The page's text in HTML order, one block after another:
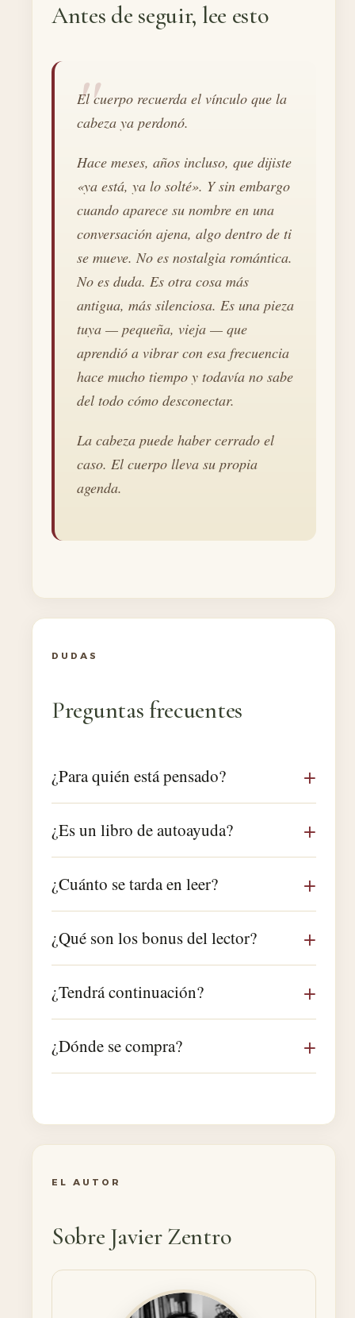
Antes de seguir, lee esto
El cuerpo recuerda el vínculo que la
cabeza ya perdonó.
Hace meses, años incluso, que dijiste
«ya está, ya lo solté». Y sin embargo
cuando aparece su nombre en una
conversación ajena, algo dentro de ti
se mueve. No es nostalgia romántica.
No es duda. Es otra cosa más
antigua, más silenciosa. Es una pieza
tuya — pequeña, vieja — que
aprendió a vibrar con esa frecuencia
hace mucho tiempo y todavía no sabe
del todo cómo desconectar.
La cabeza puede haber cerrado el
caso. El cuerpo lleva su propia
agenda.
DUDAS
Preguntas frecuentes
¿Para quién está pensado?
¿Es un libro de autoayuda?
¿Cuánto se tarda en leer?
¿Qué son los bonus del lector?
¿Tendrá continuación?
¿Dónde se compra?
EL AUTOR
Sobre Javier Zentro